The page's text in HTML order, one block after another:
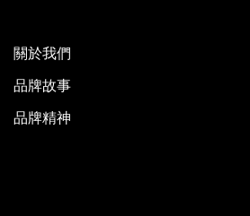
關於我們
品牌故事
品牌精神